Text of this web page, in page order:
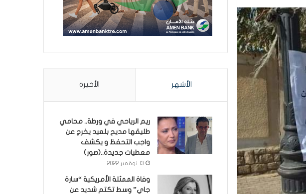
الأشهر الأخيرة
ريم الرياحي في ورطة.. محامي
طليقها مديح بلعيد يخرج عن
واجب التحفظ و يكشف
معطيات جديدة..(صور)
13 نوفمبر 2022
وفاة الممثلة الأمريكية “سارة
جاي” وسط تكتم شديد عن